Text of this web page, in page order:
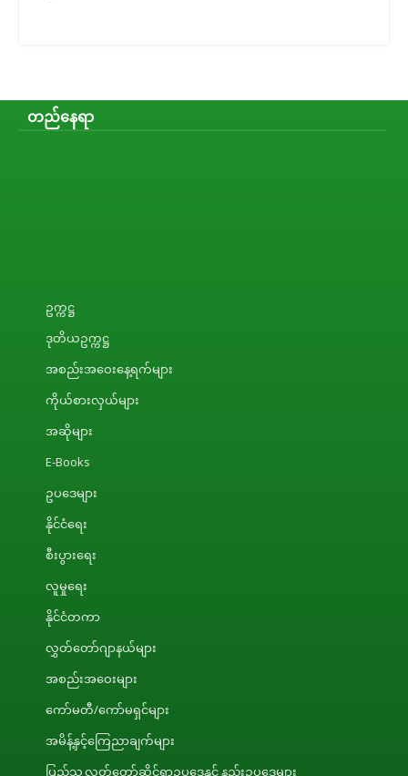
တည်နေရာ
ဥက္ကဋ္ဌ
ဒုတိယဥက္ကဋ္ဌ
အစည်းအဝေးနေ့ရက်များ
ကိုယ်စားလှယ်များ
အဆိုများ
E-Books
ဥပဒေများ
နိုင်ငံရေး
စီးပွားရေး
လူမှုရေး
နိုင်ငံတကာ
လွှတ်တော်ဂျာနယ်များ
အစည်းအဝေးများ
ကော်မတီ/ကော်မရှင်များ
အမိန့်နှင့်ကြေညာချက်များ
ပြည်သူ့လွှတ်တော်ဆိုင်ရာဥပဒေနှင့် နည်းဥပဒေများ